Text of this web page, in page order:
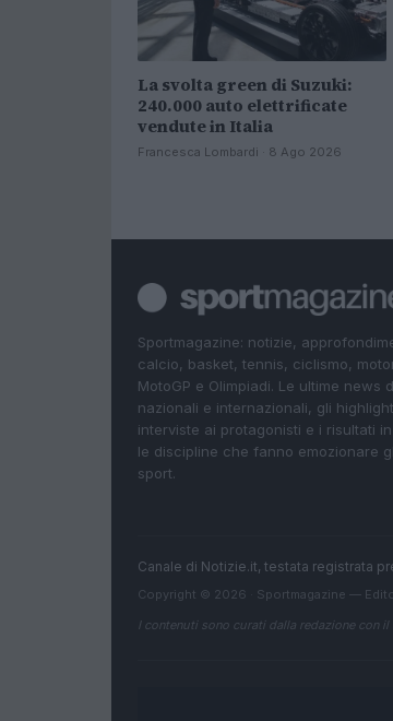
La svolta green di Suzuki:
240.000 auto elettrificate
vendute in Italia
Francesca Lombardi · 8 Ago 2026
Sportmagazine: notizie,
calcio, basket, tennis, ciclismo,
MotoGP e Olimpiadi. Le ultime news
nazionali e internazionali, gli
interviste ai protagonisti e i risultati
le discipline che fanno emozionare
sport.
Canale di Notizie.it, testata registrata
Copyright © 2026 · Sportmagazine —
I contenuti sono curati dalla redazione con